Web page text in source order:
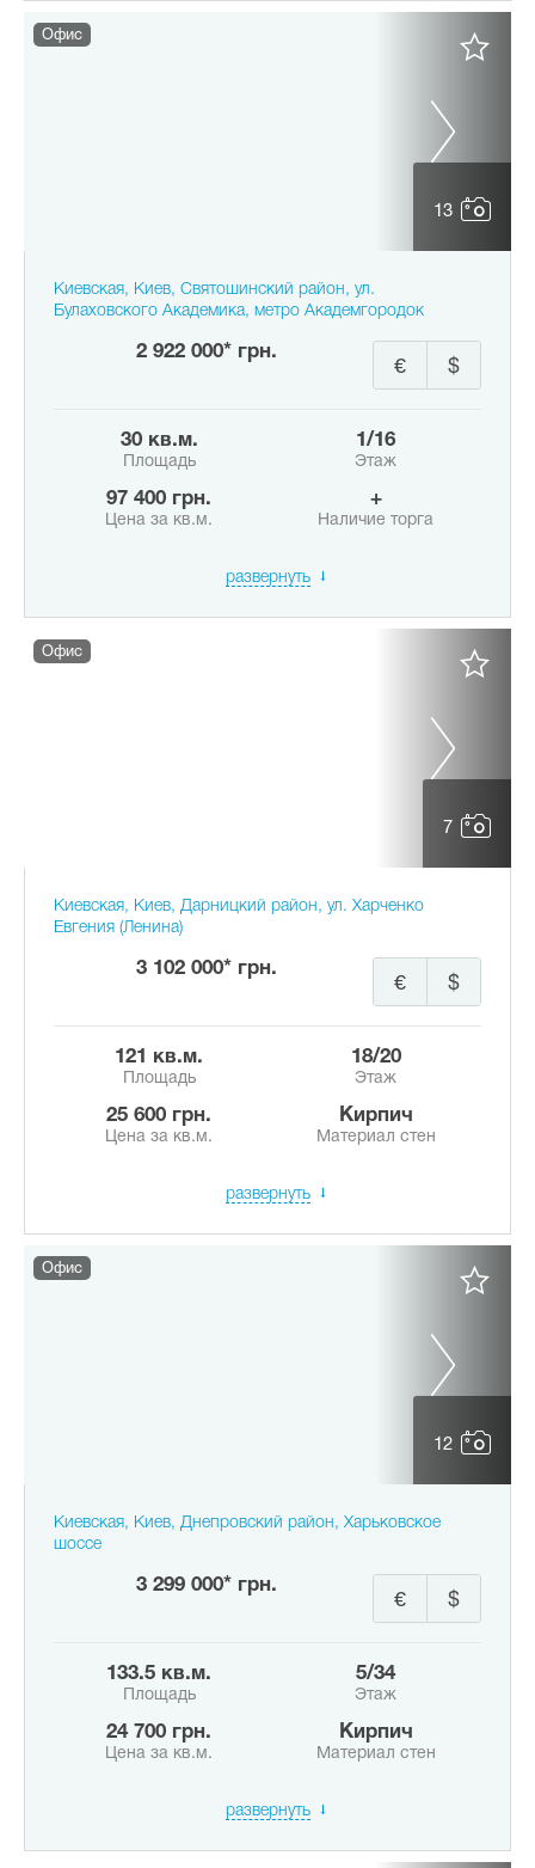
13
Офис
Киевская, Киев, Святошинский район, ул.
Булаховского Академика, метро Академгородок
2 922 000* грн.
$
€
30 кв.м.
Площадь
1/16
Этаж
97 400 грн.
Цена за кв.м.
+
Наличие торга
развернуть
7
Офис
Киевская, Киев, Дарницкий район, ул. Харченко
Евгения (Ленина)
3 102 000* грн.
$
€
121 кв.м.
Площадь
18/20
Этаж
25 600 грн.
Цена за кв.м.
Кирпич
Материал стен
развернуть
12
Офис
Киевская, Киев, Днепровский район, Харьковское
шоссе
3 299 000* грн.
$
€
133.5 кв.м.
Площадь
5/34
Этаж
24 700 грн.
Цена за кв.м.
Кирпич
Материал стен
развернуть